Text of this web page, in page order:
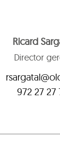
Ricard
Director
972 27 27